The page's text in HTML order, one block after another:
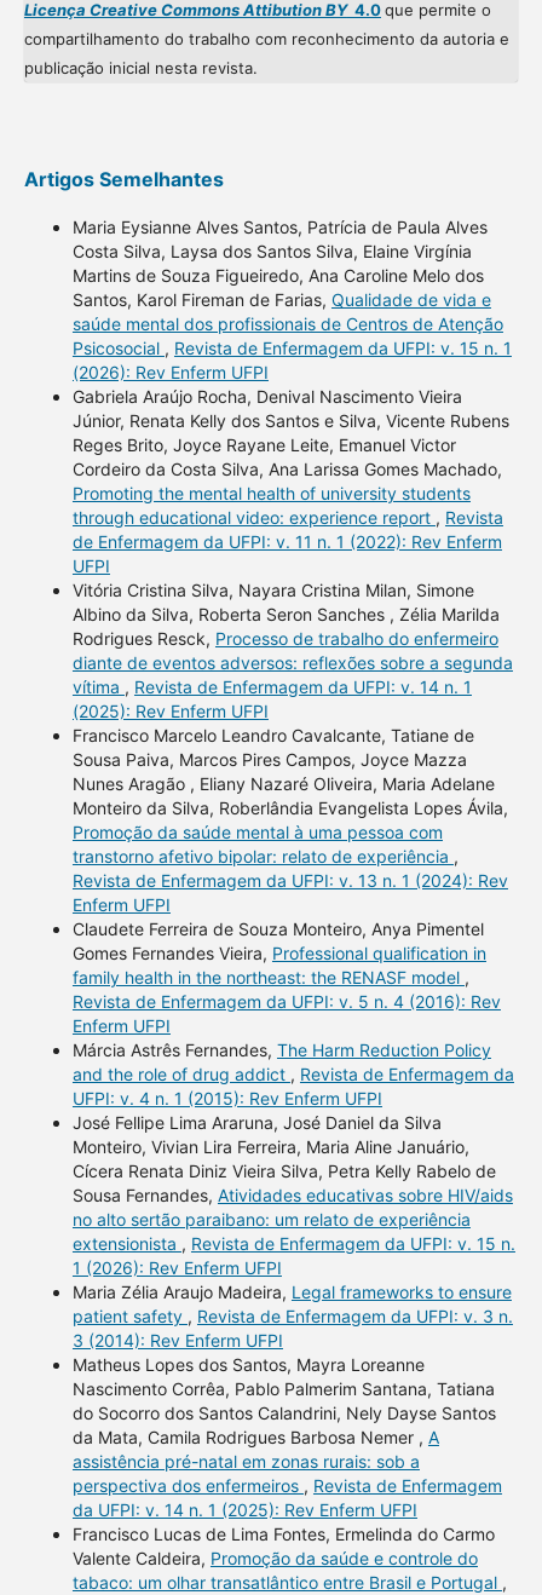
Licença Creative Commons Attibution BY4.0que permite o
compartilhamento do trabalho com reconhecimento da autoria e
publicação inicial nesta revista.
Artigos Semelhantes
Maria Eysianne Alves Santos, Patrícia de Paula Alves
Costa Silva, Laysa dos Santos Silva, Elaine Virgínia
Martins de Souza Figueiredo, Ana Caroline Melo dos
Santos, Karol Fireman de Farias, Qualidade de vida e
saúde mental dos profissionais de Centros de Atenção
Psicosocial , Revista de Enfermagem da UFPI: v. 15 n. 1
(2026): Rev Enferm UFPI
Gabriela Araújo Rocha, Denival Nascimento Vieira
Júnior, Renata Kelly dos Santos e Silva, Vicente Rubens
Reges Brito, Joyce Rayane Leite, Emanuel Victor
Cordeiro da Costa Silva, Ana Larissa Gomes Machado,
Promoting the mental health of university students
through educational video: experience report , Revista
de Enfermagem da UFPI: v. 11 n. 1 (2022): Rev Enferm
UFPI
Vitória Cristina Silva, Nayara Cristina Milan, Simone
Albino da Silva, Roberta Seron Sanches , Zélia Marilda
Rodrigues Resck, Processo de trabalho do enfermeiro
diante de eventos adversos: reflexões sobre a segunda
vítima , Revista de Enfermagem da UFPI: v. 14 n. 1
(2025): Rev Enferm UFPI
Francisco Marcelo Leandro Cavalcante, Tatiane de
Sousa Paiva, Marcos Pires Campos, Joyce Mazza
Nunes Aragão , Eliany Nazaré Oliveira, Maria Adelane
Monteiro da Silva, Roberlândia Evangelista Lopes Ávila,
Promoção da saúde mental à uma pessoa com
transtorno afetivo bipolar: relato de experiência ,
Revista de Enfermagem da UFPI: v. 13 n. 1 (2024): Rev
Enferm UFPI
Claudete Ferreira de Souza Monteiro, Anya Pimentel
Gomes Fernandes Vieira, Professional qualification in
family health in the northeast: the RENASF model ,
Revista de Enfermagem da UFPI: v. 5 n. 4 (2016): Rev
Enferm UFPI
Márcia Astrês Fernandes, The Harm Reduction Policy
and the role of drug addict , Revista de Enfermagem da
UFPI: v. 4 n. 1 (2015): Rev Enferm UFPI
José Fellipe Lima Araruna, José Daniel da Silva
Monteiro, Vivian Lira Ferreira, Maria Aline Januário,
Cícera Renata Diniz Vieira Silva, Petra Kelly Rabelo de
Sousa Fernandes, Atividades educativas sobre HIV/aids
no alto sertão paraibano: um relato de experiência
extensionista , Revista de Enfermagem da UFPI: v. 15 n.
1 (2026): Rev Enferm UFPI
Maria Zélia Araujo Madeira, Legal frameworks to ensure
patient safety , Revista de Enfermagem da UFPI: v. 3 n.
3 (2014): Rev Enferm UFPI
Matheus Lopes dos Santos, Mayra Loreanne
Nascimento Corrêa, Pablo Palmerim Santana, Tatiana
do Socorro dos Santos Calandrini, Nely Dayse Santos
da Mata, Camila Rodrigues Barbosa Nemer , A
assistência pré-natal em zonas rurais: sob a
perspectiva dos enfermeiros , Revista de Enfermagem
da UFPI: v. 14 n. 1 (2025): Rev Enferm UFPI
Francisco Lucas de Lima Fontes, Ermelinda do Carmo
Valente Caldeira, Promoção da saúde e controle do
tabaco: um olhar transatlântico entre Brasil e Portugal ,